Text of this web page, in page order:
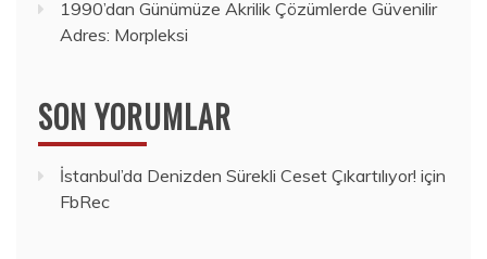
1990’dan Günümüze Akrilik Çözümlerde Güvenilir
Adres: Morpleksi
SON YORUMLAR
İstanbul’da Denizden Sürekli Ceset Çıkartılıyor! için
FbRec